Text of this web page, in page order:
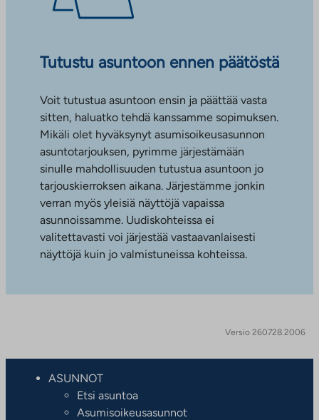
Tutustu asuntoon ennen päätöstä
Voit tutustua asuntoon ensin ja päättää vasta
sitten, haluatko tehdä kanssamme sopimuksen.
Mikäli olet hyväksynyt asumisoikeusasunnon
asuntotarjouksen, pyrimme järjestämään
sinulle mahdollisuuden tutustua asuntoon jo
tarjouskierroksen aikana. Järjestämme jonkin
verran myös yleisiä näyttöjä vapaissa
asunnoissamme. Uudiskohteissa ei
valitettavasti voi järjestää vastaavanlaisesti
näyttöjä kuin jo valmistuneissa kohteissa.
Versio 260728.2006
ASUNNOT
Etsi asuntoa
Asumisoikeusasunnot